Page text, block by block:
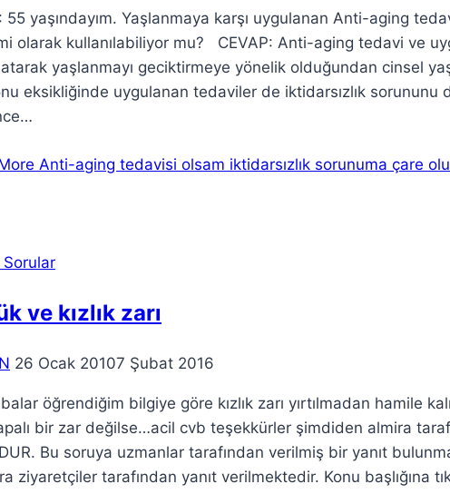
55 yaşındayım. Yaşlanmaya karşı uygulanan Anti-aging
olarak kullanılabiliyor mu? CEVAP: Anti-aging tedavi ve
yaşlanmayı geciktirmeye yönelik olduğundan cinsel
eksikliğinde uygulanan tedaviler de iktidarsızlık
Anti-aging tedavisi olsam iktidarsızlık sorunuma çare
ve kızlık zarı
26 Ocak 20107 Şubat 2016
öğrendiğim bilgiye göre kızlık zarı yırtılmadan hamile
bir zar değilse…acil cvb teşekkürler şimdiden almira
Bu soruya uzmanlar tarafından verilmiş bir yanıt
ziyaretçiler tarafından yanıt verilmektedir. Konu başlığına